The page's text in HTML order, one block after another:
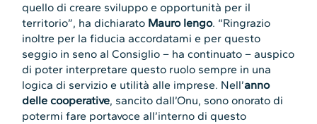
quello di creare sviluppo e opportunità per il
territorio”, ha dichiarato Mauro Iengo. “Ringrazio
inoltre per la fiducia accordatami e per questo
seggio in seno al Consiglio – ha continuato – auspico
di poter interpretare questo ruolo sempre in una
logica di servizio e utilità alle imprese. Nell’anno
delle cooperative, sancito dall’Onu, sono onorato di
potermi fare portavoce all’interno di questo